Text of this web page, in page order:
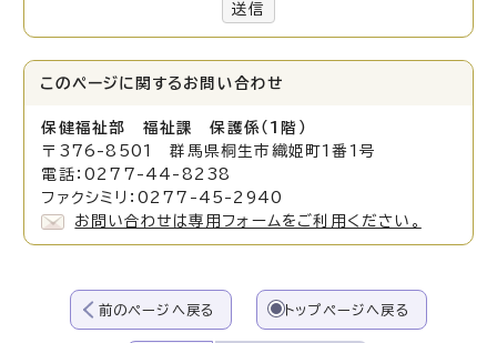
送信
このページに関する お問い合わせ
保健福祉部 福祉課 保護係（1階）
〒376-8501 群馬県桐生市織姫町1番1号
電話：0277-44-8238
ファクシミリ：0277-45-2940
お問い合わせは専用フォームをご利用ください。
前のページへ戻る トップページへ戻る